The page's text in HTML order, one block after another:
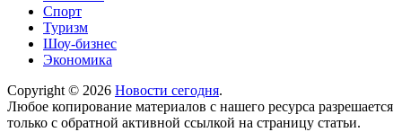
Спорт
Туризм
Шоу-бизнес
Экономика
Copyright © 2026 Новости сегодня.
Любое копирование материалов с нашего ресурса разрешается
только с обратной активной ссылкой на страницу статьи.